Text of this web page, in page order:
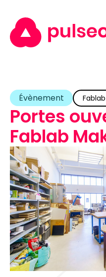
Évènement Fablab
Portes
Fablab